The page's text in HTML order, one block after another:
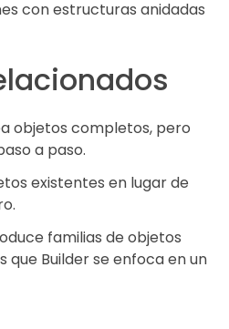
con estructuras anidadas
objetos completos, pero
a paso.
existentes en lugar de
familias de objetos
que Builder se enfoca en un